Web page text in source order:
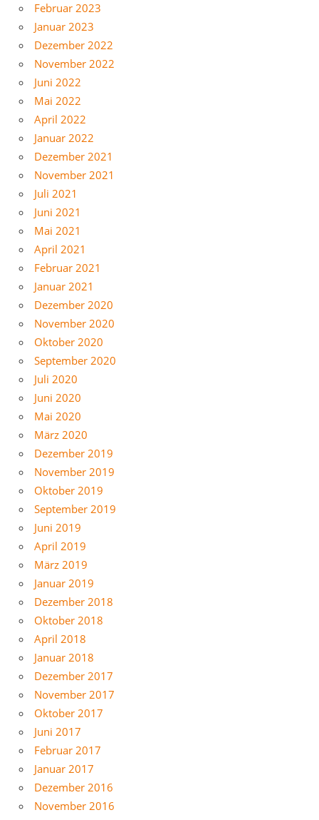
Februar 2023
Januar 2023
Dezember 2022
November 2022
Juni 2022
Mai 2022
April 2022
Januar 2022
Dezember 2021
November 2021
Juli 2021
Juni 2021
Mai 2021
April 2021
Februar 2021
Januar 2021
Dezember 2020
November 2020
Oktober 2020
September 2020
Juli 2020
Juni 2020
Mai 2020
März 2020
Dezember 2019
November 2019
Oktober 2019
September 2019
Juni 2019
April 2019
März 2019
Januar 2019
Dezember 2018
Oktober 2018
April 2018
Januar 2018
Dezember 2017
November 2017
Oktober 2017
Juni 2017
Februar 2017
Januar 2017
Dezember 2016
November 2016